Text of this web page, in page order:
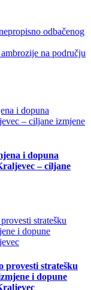
odbačenog
na području
i dopuna
– ciljane
provesti stratešku
i dopune